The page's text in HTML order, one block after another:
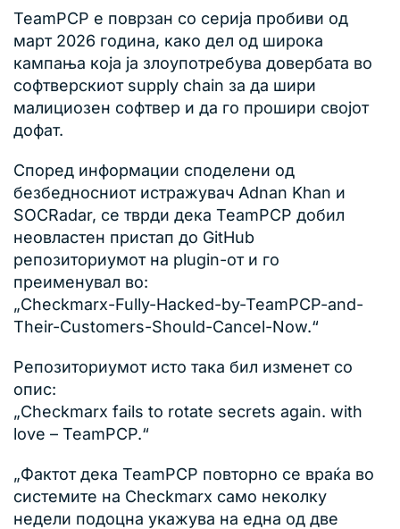
TeamPCP е поврзан со серија пробиви од
март 2026 година, како дел од широка
кампања која ја злоупотребува довербата во
софтверскиот supply chain за да шири
малициозен софтвер и да го прошири својот
дофат.
Според информации споделени од
безбедносниот истражувач Adnan Khan и
SOCRadar, се тврди дека TeamPCP добил
неовластен пристап до GitHub
репозиториумот на plugin-от и го
преименувал во:
„Checkmarx-Fully-Hacked-by-TeamPCP-and-
Their-Customers-Should-Cancel-Now.“
Репозиториумот исто така бил изменет со
опис:
„Checkmarx fails to rotate secrets again. with
love – TeamPCP.“
„Фактот дека TeamPCP повторно се враќа во
системите на Checkmarx само неколку
недели подоцна укажува на една од две